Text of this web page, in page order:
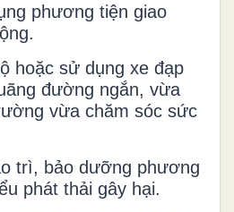
phương tiện giao
hoặc sử dụng xe đạp
đường ngắn, vừa
vừa chăm sóc sức
trì, bảo dưỡng phương
phát thải gây hại.